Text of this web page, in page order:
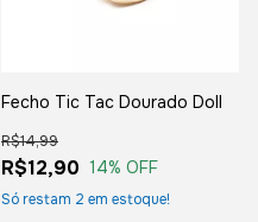
Fecho Tic Tac Dourado Doll
R$12,90
R$14,99
14% OFF
Só restam 2 em estoque!